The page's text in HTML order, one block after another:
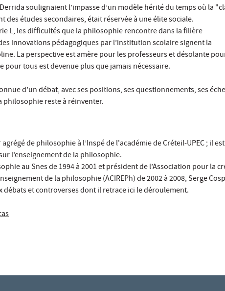
soulignaient l’impasse d’un modèle hérité du temps où la
études secondaires, était réservée à une élite sociale.
L, les difficultés que la philosophie rencontre dans la filière
innovations pédagogiques par l’institution scolaire signent la
La perspective est amère pour les professeurs et désolante
pour tous est devenue plus que jamais nécessaire.
d’un débat, avec ses positions, ses questionnements, ses
philosophie reste à réinventer.
de philosophie à l’Inspé de l'académie de Créteil-UPEC ; il est
l’enseignement de la philosophie.
au Snes de 1994 à 2001 et président de l’Association pour la
de la philosophie (ACIREPh) de 2002 à 2008, Serge
débats et controverses dont il retrace ici le déroulement.